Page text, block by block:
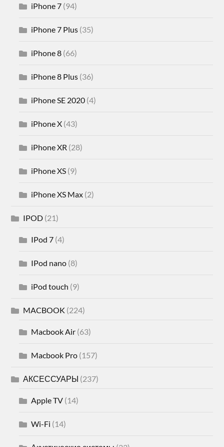
iPhone 7 (94)
iPhone 7 Plus (35)
iPhone 8 (66)
iPhone 8 Plus (36)
iPhone SE 2020 (4)
iPhone X (43)
iPhone XR (28)
iPhone XS (9)
iPhone XS Max (2)
IPOD (21)
IPod 7 (4)
IPod nano (8)
iPod touch (9)
MACBOOK (224)
Macbook Air (63)
Macbook Pro (157)
АКСЕССУАРЫ (237)
Apple TV (14)
Wi-Fi (14)